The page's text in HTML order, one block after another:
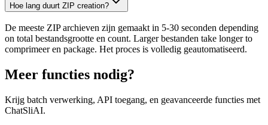
Hoe lang duurt ZIP creation?
De meeste ZIP archieven zijn gemaakt in 5-30 seconden depending
on total bestandsgrootte en count. Larger bestanden take longer to
comprimeer en package. Het proces is volledig geautomatiseerd.
Meer functies nodig?
Krijg batch verwerking, API toegang, en geavanceerde functies met
ChatSliAI.